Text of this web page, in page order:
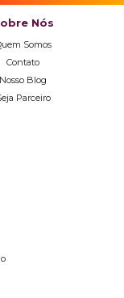
Nós
Somos
Contato
Nosso Blog
Parceiro